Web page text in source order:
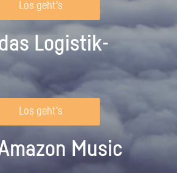
Los geht's
Logistik­
Los geht's
Music